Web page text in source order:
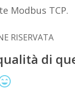
Modbus TCP.
RISERVATA
di